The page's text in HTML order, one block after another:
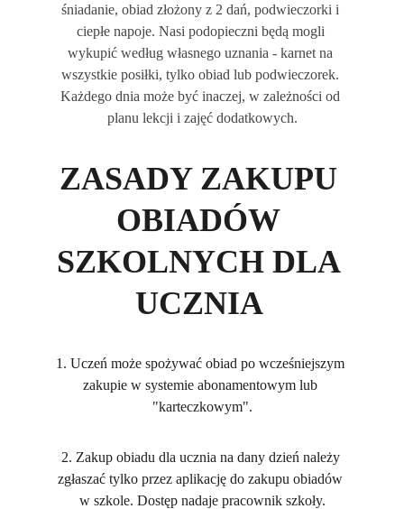
śniadanie, obiad złożony z 2 dań, podwieczorki i
ciepłe napoje. Nasi podopieczni będą mogli
wykupić według własnego uznania - karnet na
wszystkie posiłki, tylko obiad lub podwieczorek.
Każdego dnia może być inaczej, w zależności od
planu lekcji i zajęć dodatkowych.
ZASADY ZAKUPU
OBIADÓW
SZKOLNYCH DLA
UCZNIA
1. Uczeń może spożywać obiad po wcześniejszym
zakupie w systemie abonamentowym lub
"karteczkowym".
2. Zakup obiadu dla ucznia na dany dzień należy
zgłaszać tylko przez aplikację do zakupu obiadów
w szkole. Dostęp nadaje pracownik szkoły.